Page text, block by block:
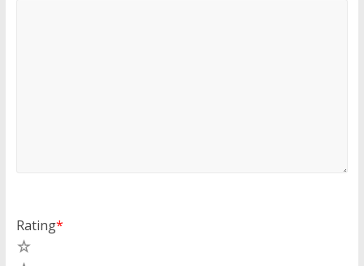
Rating*